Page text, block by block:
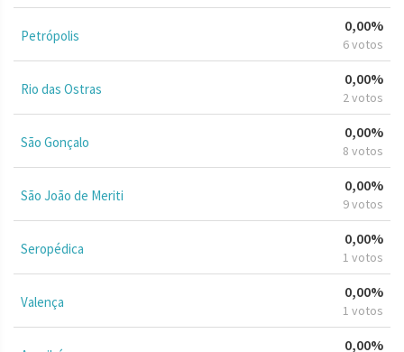
Petrópolis
0,00%
6 votos
Rio das Ostras
0,00%
2 votos
São Gonçalo
0,00%
8 votos
São João de Meriti
0,00%
9 votos
Seropédica
0,00%
1 votos
Valença
0,00%
1 votos
0,00%